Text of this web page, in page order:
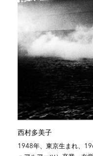
西村多美子
1948年、東京生まれ、